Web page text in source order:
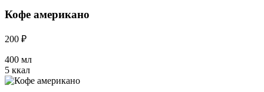
Кофе американо
200 ₽
400 мл
5 ккал